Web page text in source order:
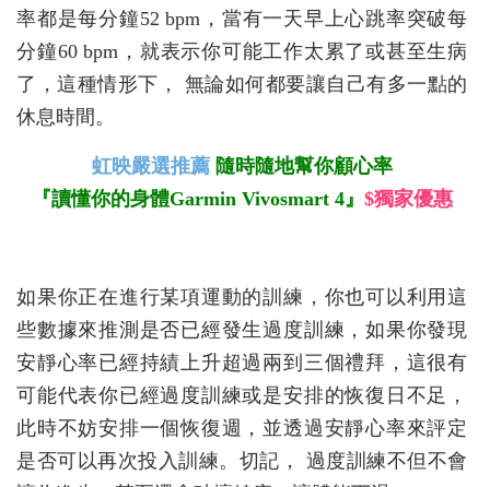
率都是每分鐘52 bpm，當有一天早上心跳率突破每
分鐘60 bpm，就表示你可能工作太累了或甚至生病
了，這種情形下， 無論如何都要讓自己有多一點的
休息時間。
虹映嚴選推薦 隨時隨地幫你顧心率
『讀懂你的身體Garmin Vivosmart 4』 $獨家優惠
如果你正在進行某項運動的訓練，你也可以利用這
些數據來推測是否已經發生過度訓練，如果你發現
安靜心率已經持績上升超過兩到三個禮拜，這很有
可能代表你已經過度訓練或是安排的恢復日不足，
此時不妨安排一個恢復週，並透過安靜心率來評定
是否可以再次投入訓練。切記， 過度訓練不但不會